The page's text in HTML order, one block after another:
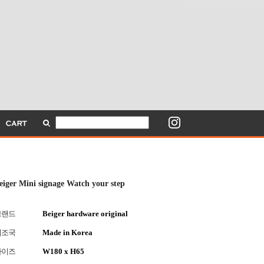
Mini signage Watch your step
드 Beiger hardware original
국 Made in Korea
즈 W180 x H65